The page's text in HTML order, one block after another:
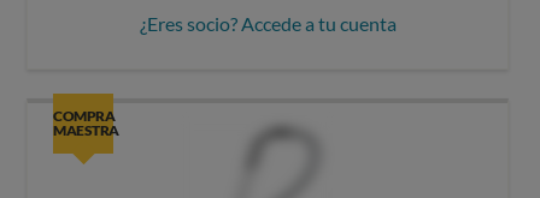
¿Eres socio? Accede a tu cuenta
COMPRA
MAESTRA